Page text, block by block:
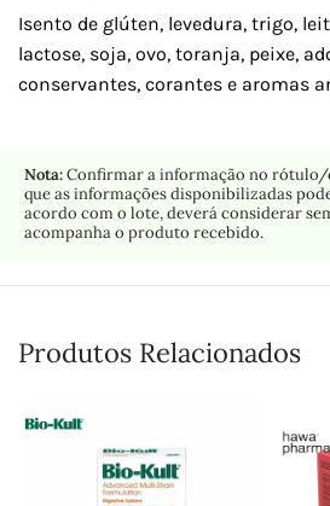
Isento de glúten, levedura, trigo,
lactose, soja, ovo, toranja, peixe,
conservantes, corantes e aromas
Nota:Confirmar a informação no rótulo/
que as informações disponibilizadas
acordo com o lote, deverá considerar
acompanha o produto recebido.
Produtos Relacionados